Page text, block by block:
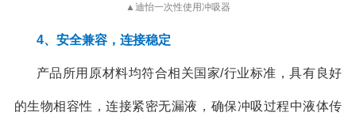
▲迪怡一次性使用冲吸器
4、安全兼容，连接稳定
产品所用原材料均符合相关国家/行业标准，具有良好
的生物相容性，连接紧密无漏液，确保冲吸过程中液体传